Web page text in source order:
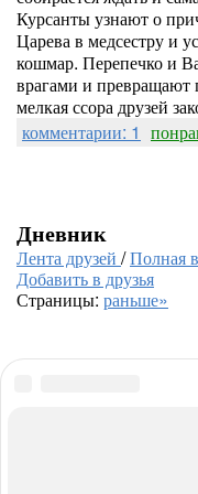
Курсанты узнают о
Царева в медсестру и
кошмар. Перепечко и
врагами и превращают
мелкая ссора друзей
комментарии: 1
Дневник
Лента друзей /Полная
Добавить в друзья
Страницы: раньше»